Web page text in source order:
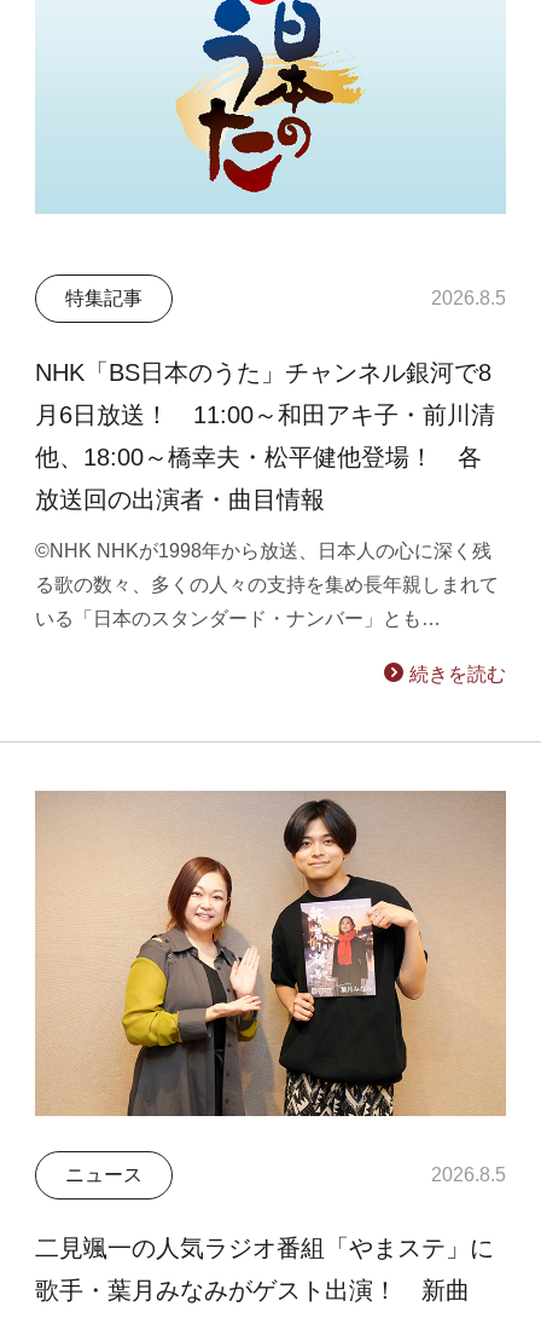
特集記事 2026.8.5
NHK「BS日本のうた」チャンネル銀河で8
月6日放送！ 11:00～和田アキ子・前川清
他、18:00～橋幸夫・松平健他登場！ 各
放送回の出演者・曲目情報
©NHK NHKが1998年から放送、日本人の心に深く残
る歌の数々、多くの人々の支持を集め長年親しまれて
いる「日本のスタンダード・ナンバー」とも…
続きを読む
ニュース 2026.8.5
二見颯一の人気ラジオ番組「やまステ」に
歌手・葉月みなみがゲスト出演！ 新曲